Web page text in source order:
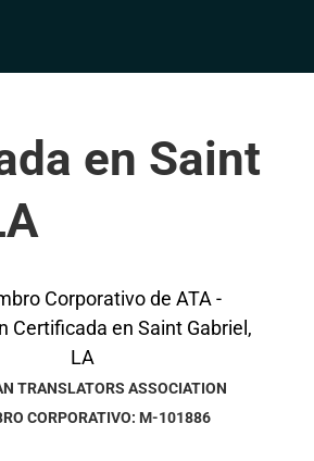
en Saint
TRANSLATORS ASSOCIATION
CORPORATIVO: M-101886